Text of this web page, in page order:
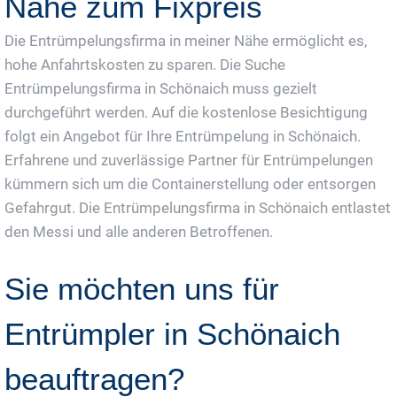
Die Entrümpelungsfirma in meiner Nähe ermöglicht es,
hohe Anfahrtskosten zu sparen. Die Suche
Entrümpelungsfirma in Schönaich muss gezielt
durchgeführt werden. Auf die kostenlose Besichtigung
folgt ein Angebot für Ihre Entrümpelung in Schönaich.
Erfahrene und zuverlässige Partner für Entrümpelungen
kümmern sich um die Containerstellung oder entsorgen
Gefahrgut. Die Entrümpelungsfirma in Schönaich entlastet
den Messi und alle anderen Betroffenen.
Sie möchten uns für
Entrümpler in Schönaich
beauftragen?